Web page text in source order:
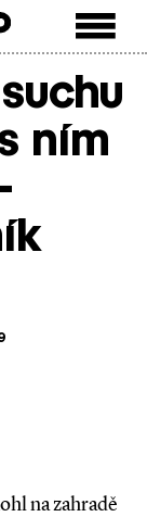
ním
na zahradě